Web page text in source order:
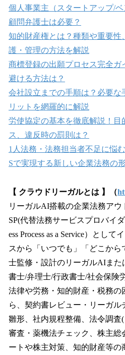
個人事業主（スタートアップ/
顧問弁護士は必要？
知的財産権とは？種類や重要性
護・管理の方法を解説
商標登録の出願プロセス完全ガ
避ける方法は？
会社設立までの手順は？必要な
リットを網羅的に解説
労使協定の基本を徹底解説！目
ス、違反時の罰則は？
1人法務・法務担当者不足に悩
Sで実現する新しい企業法務の形
【 クラウドリーガルとは 】（
リーガルAI搭載の企業法務ア
SP(代替法務サービスプロバイ
ess Process as a Service）とし
スから「いつでも」「どこか
士監修・設計のリーガルAIまた
書士/弁理士/行政書士/社会保険
法律や労務・知的財産・税務の
ら、契約書レビュー・リーガル
雛形、社内規程整備、法令調査
審査・薬機法チェック、株主総
ートや株主対策、知的財産等の